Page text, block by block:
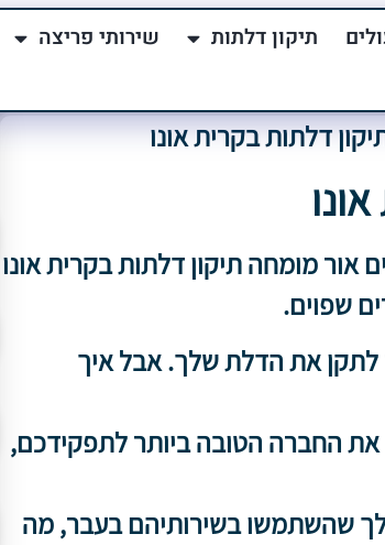
תיקון דלתות שירותי פריצה
דלתות בקרית אונו
אור מומחה תיקון דלתות בקרית אונו
שפוים.
לתקן את הדלת שלך. אבל איך
החברה הטובה ביותר לתפקידכם,
שהשתמשו בשירותיהם בעבר, מה